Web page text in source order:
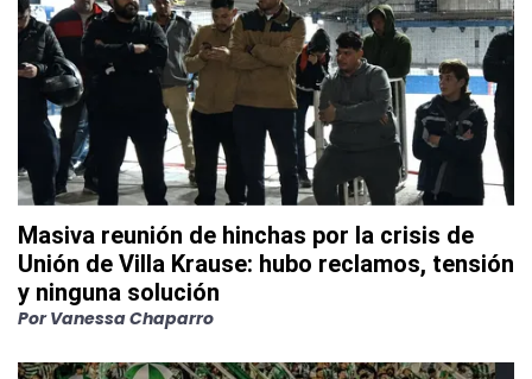
Masiva reunión de hinchas por la crisis de
Unión de Villa Krause: hubo reclamos, tensión
y ninguna solución
Por Vanessa Chaparro